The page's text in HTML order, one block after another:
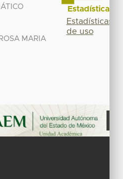
MARIA
Estadísticas
Estadísticas
de uso